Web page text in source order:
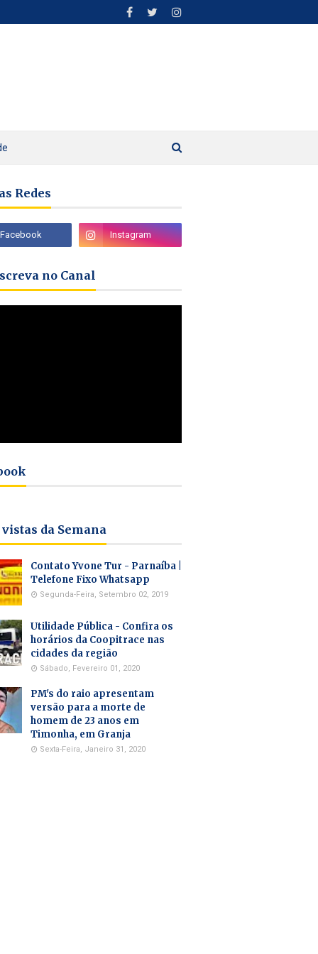
Redes
no Canal
da Semana
Contato Yvone Tur - Parnaíba |
Telefone Fixo Whatsapp
Segunda-Feira, Setembro 02, 2019
Utilidade Pública - Confira os
horários da Coopitrace nas
cidades da região
Sábado, Fevereiro 01, 2020
PM's do raio apresentam
versão para a morte de
homem de 23 anos em
Timonha, em Granja
Sexta-Feira, Janeiro 31, 2020